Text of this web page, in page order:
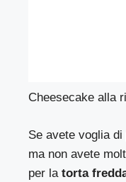
Cheesecake alla
Se avete voglia
ma non avete
per latorta